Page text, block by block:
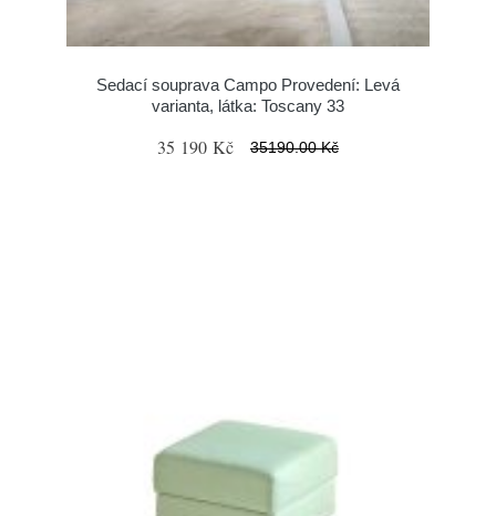
Sedací souprava Campo Provedení: Levá
varianta, látka: Toscany 33
35 190 Kč 35190.00 Kč